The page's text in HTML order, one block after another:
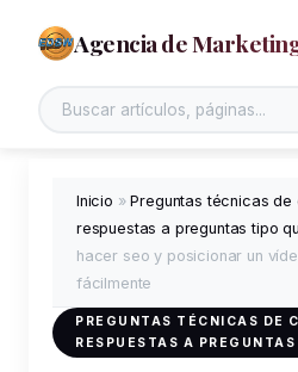
Agencia de
Inicio »Preguntas técnicas
respuestas a preguntas tipo
hacer seo y posicionar un
fácilmente
PREGUNTAS TÉCNICAS DE
RESPUESTAS A